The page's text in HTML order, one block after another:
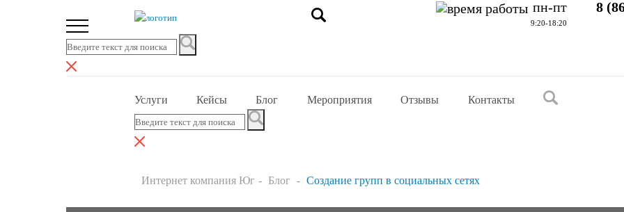
пн-пт
9:20-18:20
8
Услуги Кейсы Блог Мероприятия Отзывы Контакты
Интернет компания Юг Блог Создание групп в социальных сетях